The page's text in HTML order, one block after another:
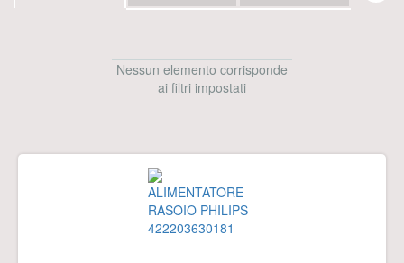
Nessun elemento corrisponde
ai filtri impostati